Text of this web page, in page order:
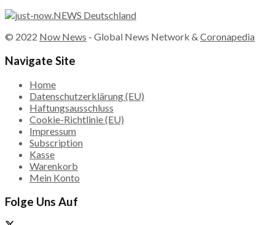
© 2022 Now News - Global News Network & Coronapedia
Navigate Site
Home
Datenschutzerklärung (EU)
Haftungsausschluss
Cookie-Richtlinie (EU)
Impressum
Subscription
Kasse
Warenkorb
Mein Konto
Folge Uns Auf